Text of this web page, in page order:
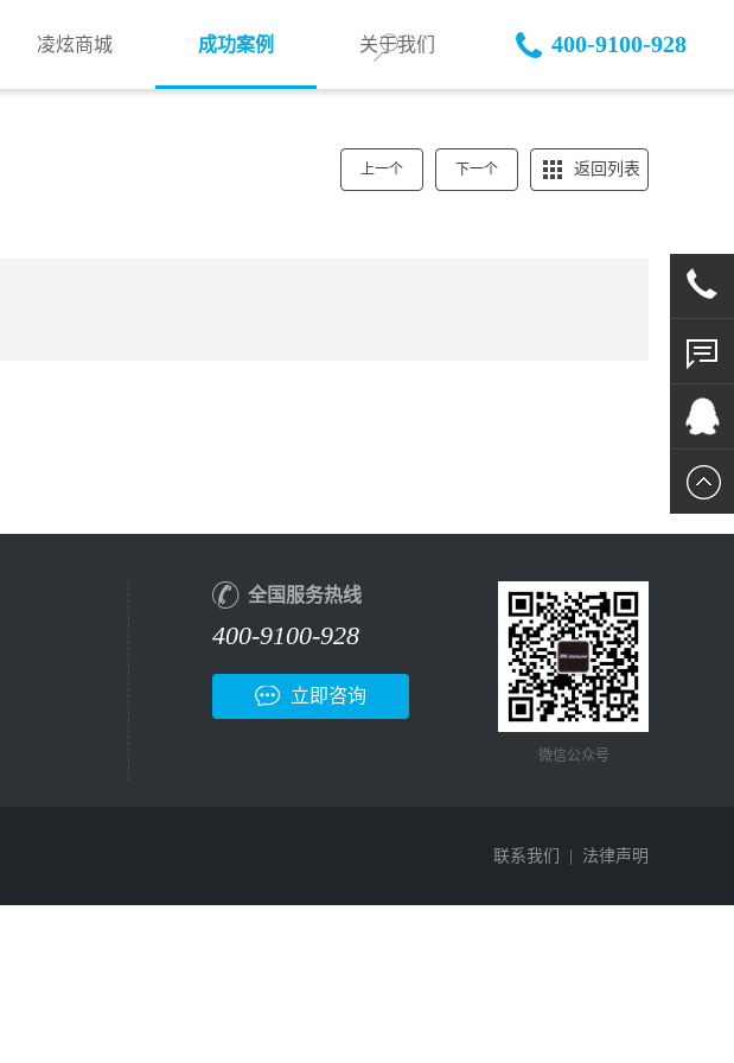
凌炫商城 成功案例 关于我们 400-9100-928
上一个 下一个 返回列表
400-
9100-928
在线留
QQ客服
全国服务热线
400-9100-928
立即咨询
微信公众号
联系我们 法律声明